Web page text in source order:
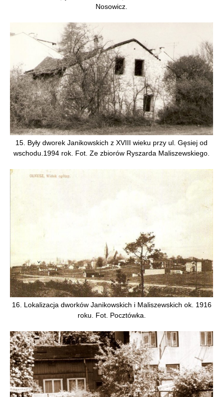
Nosowicz.
15. Były dworek Janikowskich z XVIII wieku przy ul. Gęsiej od
wschodu.1994 rok. Fot. Ze zbiorów Ryszarda Maliszewskiego.
16. Lokalizacja dworków Janikowskich i Maliszewskich ok. 1916
roku. Fot. Pocztówka.